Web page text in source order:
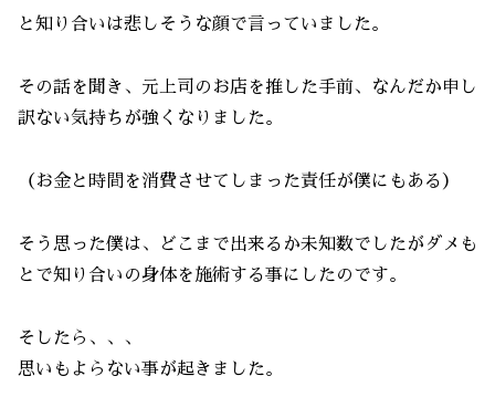
と知り合いは悲しそうな顔で言っていました。
その話を聞き、元上司のお店を推した手前、なんだか申し
訳ない気持ちが強くなりました。
（お金と時間を消費させてしまった責任が僕にもある）
そう思った僕は、どこまで出来るか未知数でしたがダメも
とで知り合いの身体を施術する事にしたのです。
そしたら、、、
思いもよらない事が起きました。